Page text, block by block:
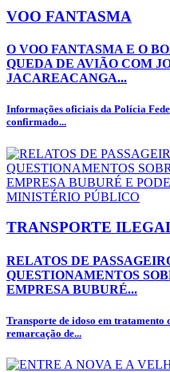
VOO FANTASMA
O VOO FANTASMA E O
QUEDA DE AVIÃO COM
JACAREACANGA...
Informações oficiais da Polícia
confirmado...
TRANSPORTE
RELATOS DE
QUESTIONAMENTOS
EMPRESA BUBURÉ...
Transporte de idoso em tratamento
remarcação de...